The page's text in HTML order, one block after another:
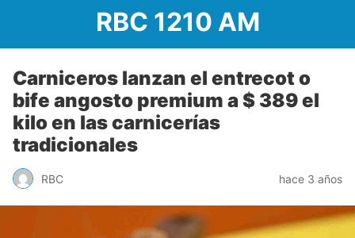
RBC 1210 AM
Carniceros lanzan el entrecot o
bife angosto premium a $ 389 el
kilo en las carnicerías
tradicionales
RBC hace 3 años